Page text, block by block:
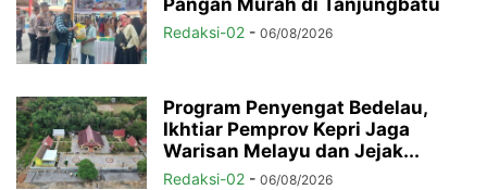
Pangan Murah di Tanjungbatu
Redaksi-02 - 06/08/2026
Program Penyengat Bedelau,
Ikhtiar Pemprov Kepri Jaga
Warisan Melayu dan Jejak...
Redaksi-02 - 06/08/2026